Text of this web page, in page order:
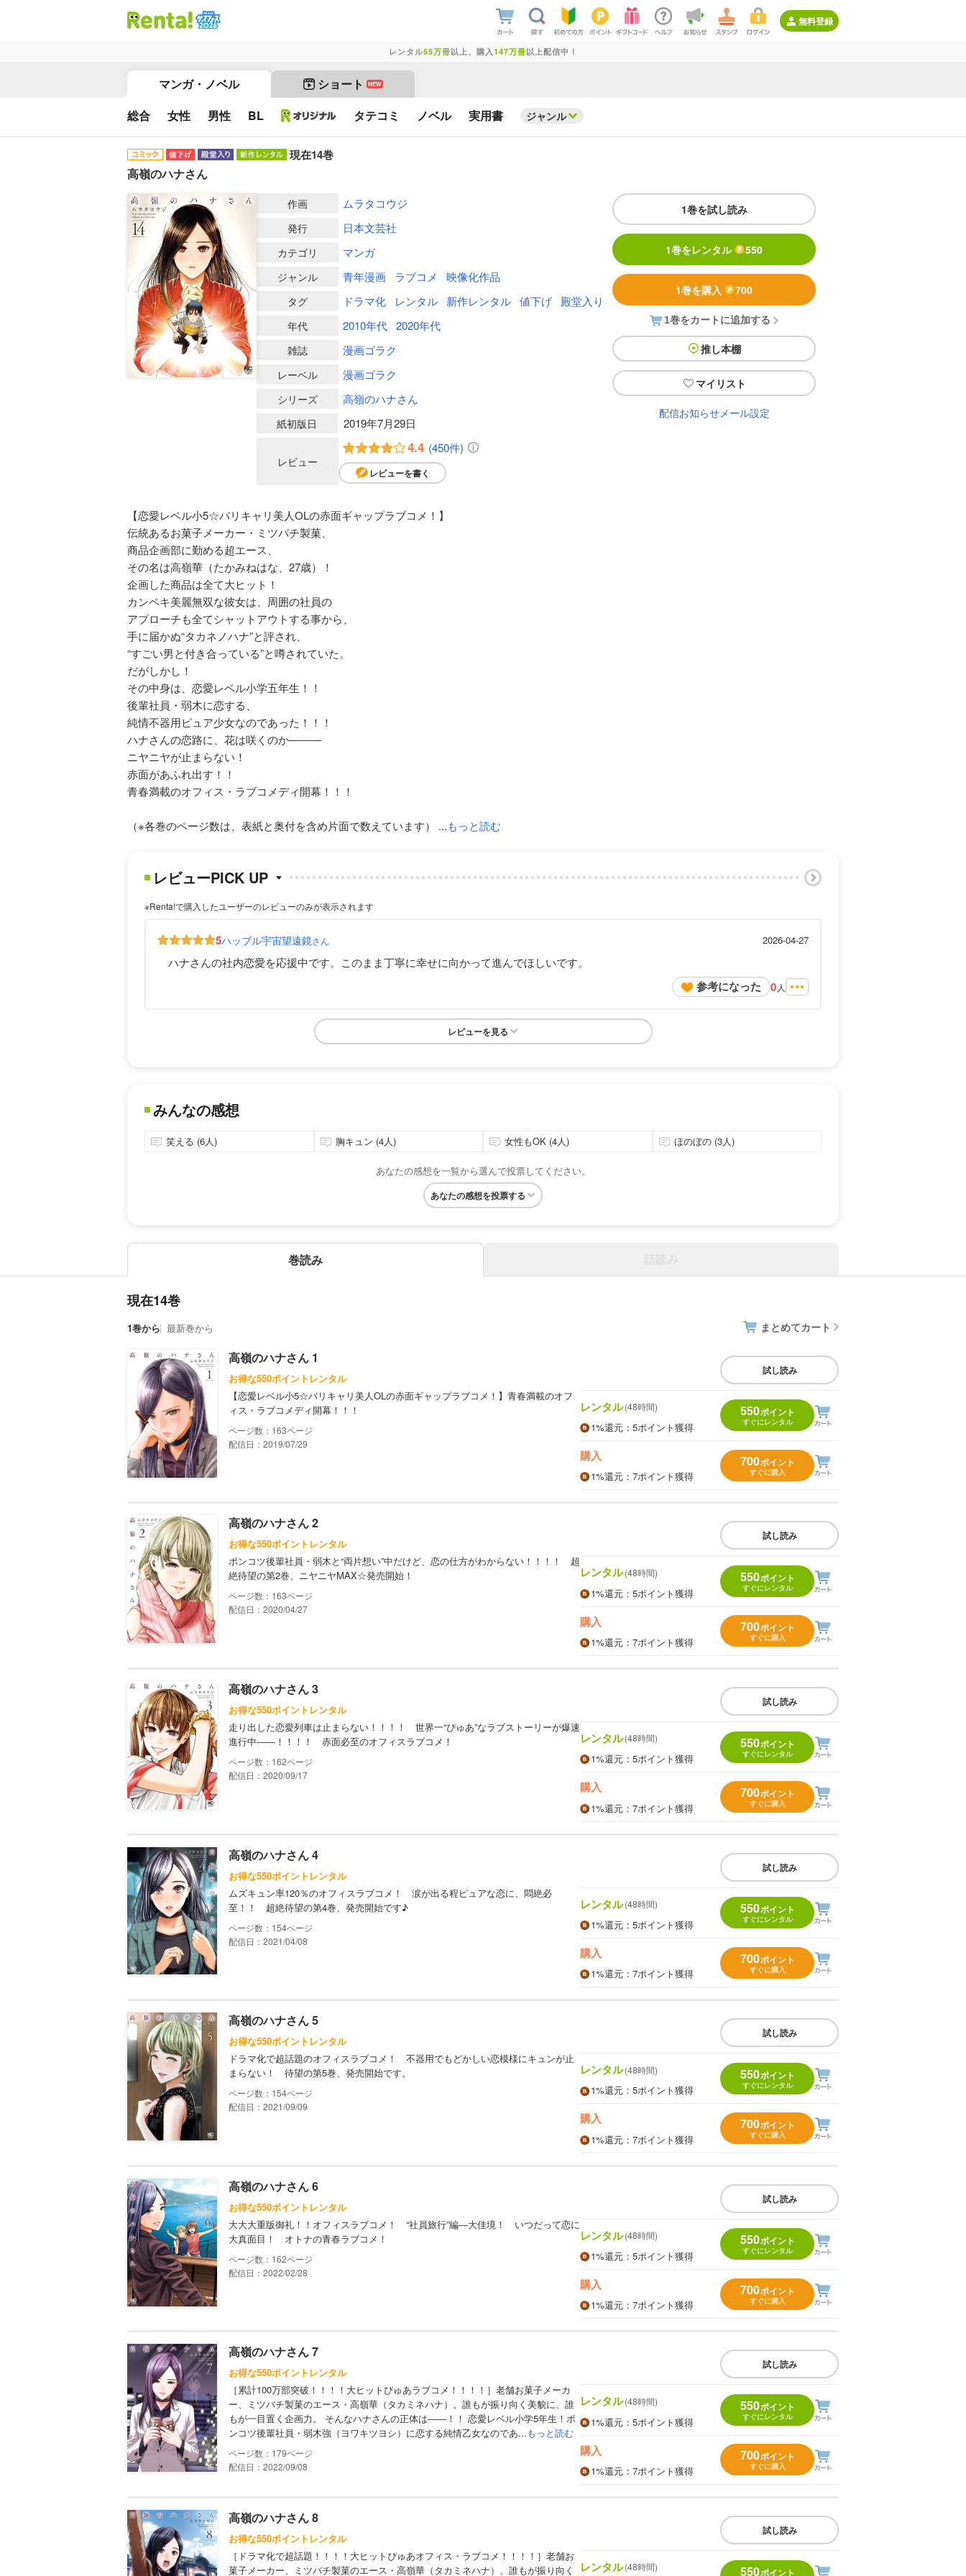
無料登録
レンタル55万冊以上、購入 147万冊以上配信中！
マンガ・ノベル ショート NEW
総合 女性 男性 BL タテコミ ノベル 実用書 ジャンル
現在14巻
高嶺のハナさん
1巻を試し読み
1巻をレンタル 550
1巻を購入 700
1巻をカートに追加する
推し本棚
マイリスト
配信お知らせメール設定
作画 ムラタコウジ
発行 日本文芸社
カテゴリ マンガ
ジャンル 青年漫画 ラブコメ 映像化作品
タグ ドラマ化 レンタル 新作レンタル 値下げ 殿堂入り
年代 2010年代 2020年代
雑誌 漫画ゴラク
レーベル 漫画ゴラク
シリーズ 高嶺のハナさん
紙初版日 2019年7月29日
レビュー
4.4 (450件)
レビューを書く
【恋愛レベル小5☆バリキャリ美人OLの赤面ギャップラブコメ！】
伝統あるお菓子メーカー・ミツバチ製菓、
商品企画部に勤める超エース、
その名は高嶺華（たかみねはな、27歳）！
企画した商品は全て大ヒット！
カンペキ美麗無双な彼女は、周囲の社員の
アプローチも全てシャットアウトする事から、
手に届かぬ“タカネノハナ”と評され、
“すごい男と付き合っている”と噂されていた。
だがしかし！
その中身は、恋愛レベル小学五年生！！
後輩社員・弱木に恋する、
純情不器用ピュア少女なのであった！！！
ハナさんの恋路に、花は咲くのか―――
ニヤニヤが止まらない！
赤面があふれ出す！！
青春満載のオフィス・ラブコメディ開幕！！！
（※各巻のページ数は、表紙と奥付を含め片面で数えています） ...もっと読む
レビューPICK UP
※Renta!で購入したユーザーのレビューのみが表示されます
5ハッブル宇宙望遠鏡さん 2026-04-27
ハナさんの社内恋愛を応援中です。このまま丁寧に幸せに向かって進んでほしいです。
参考になった 0 人
レビューを見る
みんなの感想
笑える (6人) 胸キュン (4人) 女性もOK (4人) ほのぼの (3人)
あなたの感想を一覧から選んで投票してください。
あなたの感想を投票する
巻読み
現在14巻
1巻から 最新巻から まとめてカート
高嶺のハナさん 1
お得な550ポイントレンタル
【恋愛レベル小5☆バリキャリ美人OLの赤面ギャップラブコメ！】青春満載のオフ
ィス・ラブコメディ開幕！！！
163
配信日：2019/07/29
試し読み
レンタル(48時間)
1%還元 ：5ポイント獲得
550ポイント
すぐにレンタル
購入
1%還元 ：7ポイント獲得
700ポイント
すぐに購入
高嶺のハナさん 2
お得な550ポイントレンタル
ポンコツ後輩社員・弱木と“両片想い”中だけど、恋の仕方がわからない！！！！ 超
絶待望の第2巻、ニヤニヤMAX☆発売開始！
163
配信日：2020/04/27
試し読み
レンタル(48時間)
1%還元 ：5ポイント獲得
550ポイント
すぐにレンタル
購入
1%還元 ：7ポイント獲得
700ポイント
すぐに購入
高嶺のハナさん 3
お得な550ポイントレンタル
走り出した恋愛列車は止まらない！！！！ 世界一“ぴゅあ”なラブストーリーが爆速
進行中――！！！！ 赤面必至のオフィスラブコメ！
162
配信日：2020/09/17
試し読み
レンタル(48時間)
1%還元 ：5ポイント獲得
550ポイント
すぐにレンタル
購入
1%還元 ：7ポイント獲得
700ポイント
すぐに購入
高嶺のハナさん 4
お得な550ポイントレンタル
ムズキュン率120％のオフィスラブコメ！ 涙が出る程ピュアな恋に、悶絶必
至！！ 超絶待望の第4巻、発売開始です♪
154
配信日：2021/04/08
試し読み
レンタル(48時間)
1%還元 ：5ポイント獲得
550ポイント
すぐにレンタル
購入
1%還元 ：7ポイント獲得
700ポイント
すぐに購入
高嶺のハナさん 5
お得な550ポイントレンタル
ドラマ化で超話題のオフィスラブコメ！ 不器用でもどかしい恋模様にキュンが止
まらない！ 待望の第5巻、発売開始です。
154
配信日：2021/09/09
試し読み
レンタル(48時間)
1%還元 ：5ポイント獲得
550ポイント
すぐにレンタル
購入
1%還元 ：7ポイント獲得
700ポイント
すぐに購入
高嶺のハナさん 6
お得な550ポイントレンタル
大大大重版御礼！！オフィスラブコメ！ “社員旅行”編―大佳境！ いつだって恋に
大真面目！ オトナの青春ラブコメ！
162
配信日：2022/02/28
試し読み
レンタル(48時間)
1%還元 ：5ポイント獲得
550ポイント
すぐにレンタル
購入
1%還元 ：7ポイント獲得
700ポイント
すぐに購入
高嶺のハナさん 7
お得な550ポイントレンタル
［累計100万部突破！！！！大ヒットぴゅあラブコメ！！！！］老舗お菓子メーカ
ー、ミツバチ製菓のエース・高嶺華（タカミネハナ）。誰もが振り向く美貌に、誰
もが一目置く企画力。 そんなハナさんの正体は――！！ 恋愛レベル小学5年生！ポ
ンコツ後輩社員・弱木強（ヨワキツヨシ）に恋する純情乙女なのであ...もっと読む
179
配信日：2022/09/08
試し読み
レンタル(48時間)
1%還元 ：5ポイント獲得
550ポイント
すぐにレンタル
購入
1%還元 ：7ポイント獲得
700ポイント
すぐに購入
高嶺のハナさん 8
お得な550ポイントレンタル
［ドラマ化で超話題！！！！大ヒットぴゅあオフィス・ラブコメ！！！！］老舗お
菓子メーカー、ミツバチ製菓のエース・高嶺華（タカミネハナ）。誰もが振り向く
試し読み
レンタル(48時間) 550ポイント